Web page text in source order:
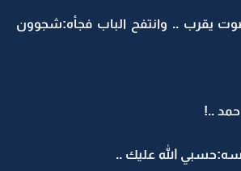
يقرب .. وانتفح الباب فجأه:شجوون
..!
الله عليك ..